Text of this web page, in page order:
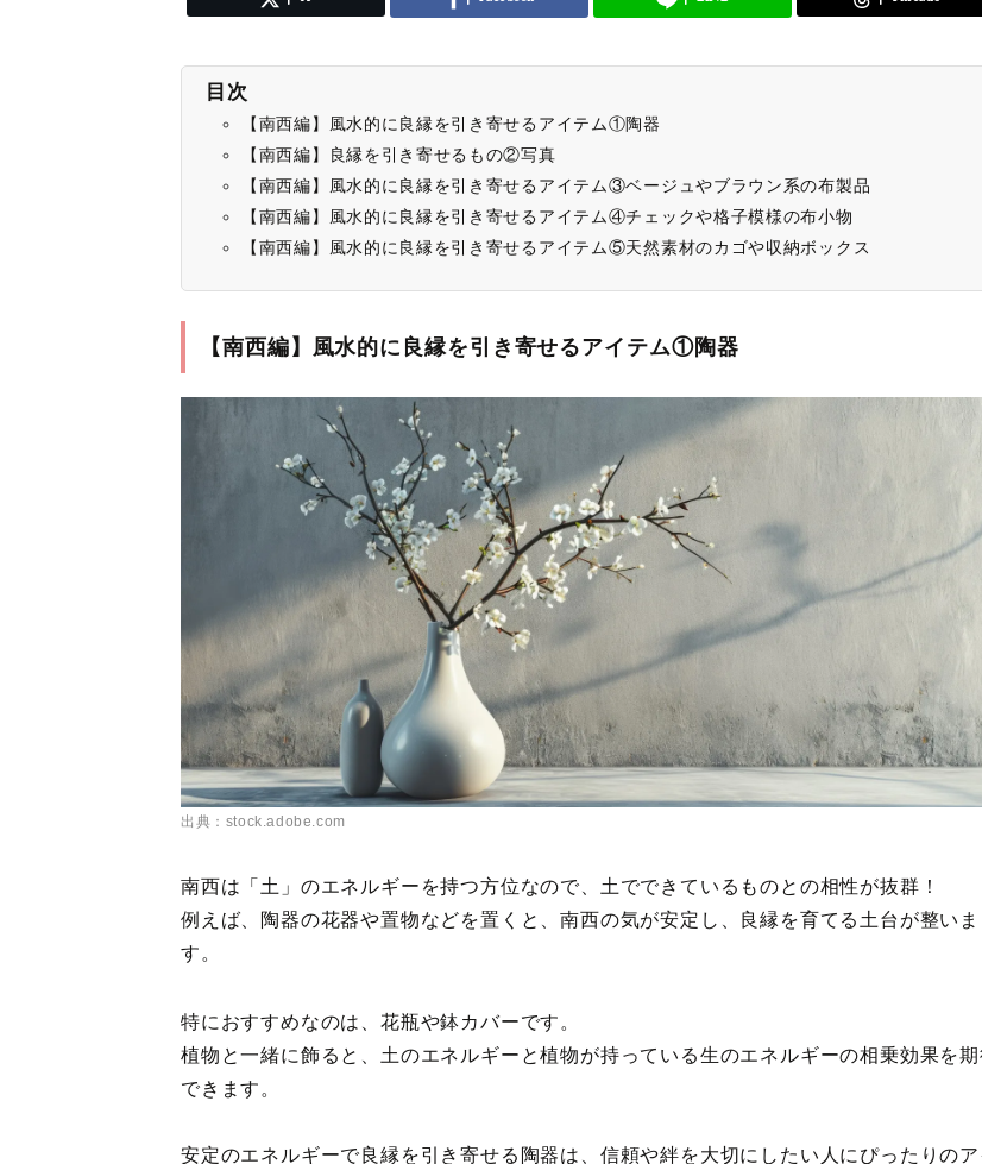
目次
【南西編】風水的に良縁を引き寄せるアイテム①陶器
【南西編】良縁を引き寄せるもの②写真
【南西編】風水的に良縁を引き寄せるアイテム③ベージュやブラウン系の布製品
【南西編】風水的に良縁を引き寄せるアイテム④チェックや格子模様の布小物
【南西編】風水的に良縁を引き寄せるアイテム⑤天然素材のカゴや収納ボックス
【南西編】風水的に良縁を引き寄せるアイテム①陶器
出典：stock.adobe.com
南西は「土」のエネルギーを持つ方位なので、土でできているものとの相性が抜群！
例えば、陶器の花器や置物などを置くと、南西の気が安定し、良縁を育てる土台が整いま
す。
特におすすめなのは、花瓶や鉢カバーです。
植物と一緒に飾ると、土のエネルギーと植物が持っている生のエネルギーの相乗効果を
できます。
安定のエネルギーで良縁を引き寄せる陶器は、信頼や絆を大切にしたい人にぴったりのア